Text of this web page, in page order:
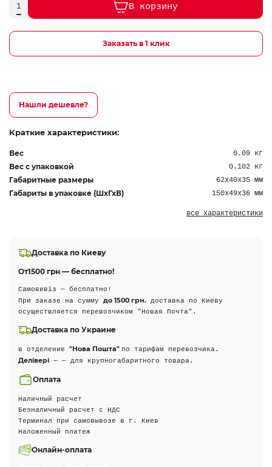
В корзину
Заказать в 1 клик
Нашли дешевле?
Краткие характеристики:
Вес 0.09 кг
Вес с упаковкой 0.102 кг
Габаритные размеры 62х40х35 мм
Габариты в упаковке (ШхГхВ) 150х49х36 мм
все характеристики
Доставка по Киеву
От1500 грн — бесплатно!
Самовивіз — бесплатно!
При заказе на сумму до 1500 грн. доставка по Киеву
осуществляется перевозчиком "Новая Почта".
Доставка по Украине
в отделение "Нова Пошта" по тарифам перевозчика.
Делівері — — для крупногабаритного товара.
Оплата
Наличный расчет
Безналичный расчет с НДС
Терминал при самовывозе в г. Киев
Наложенный платеж
Онлайн-оплата